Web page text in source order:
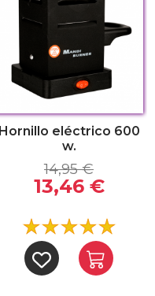
Hornillo eléctrico 600
w.
14,95 €
13,46 €